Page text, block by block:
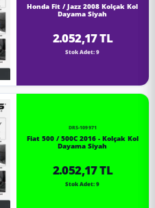
Honda Fit / Jazz 2008 Kolçak Kol
Dayama Siyah
2.052,17 TL
Stok Adet: 9
DRS-109971
Fiat 500 / 500C 2016 - Kolçak Kol
Dayama Siyah
2.052,17 TL
Stok Adet: 9